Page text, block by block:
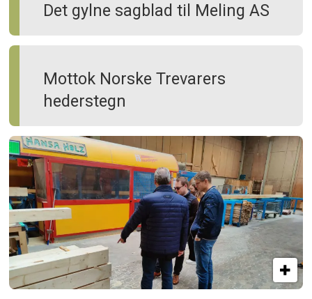
Det gylne sagblad til Meling AS
Mottok Norske Trevarers
hederstegn